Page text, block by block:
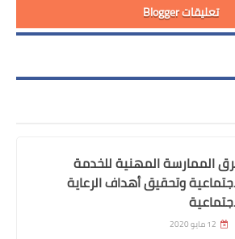
تعليقات Blogger
الممارسة المهنية للخدمة
وتحقيق أهداف الرعاية
12 مايو 2020